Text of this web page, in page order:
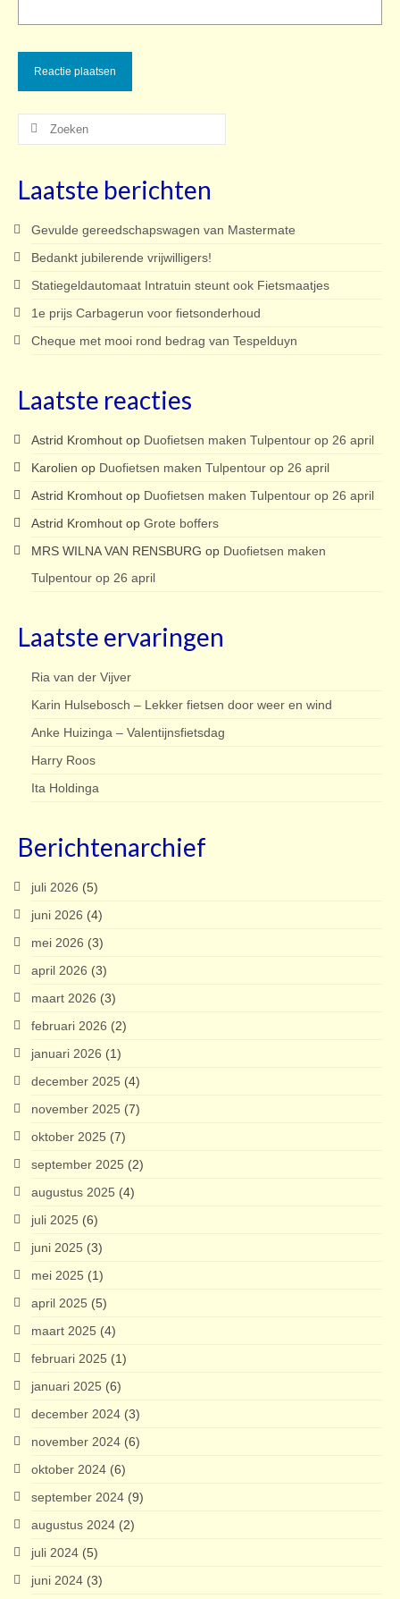
Zoeken
Laatste berichten
Gevulde gereedschapswagen van Mastermate
Bedankt jubilerende vrijwilligers!
Statiegeldautomaat Intratuin steunt ook Fietsmaatjes
1e prijs Carbagerun voor fietsonderhoud
Cheque met mooi rond bedrag van Tespelduyn
Laatste reacties
Astrid Kromhout op Duofietsen maken Tulpentour op 26 april
Karolien op Duofietsen maken Tulpentour op 26 april
Astrid Kromhout op Duofietsen maken Tulpentour op 26 april
Astrid Kromhout op Grote boffers
MRS WILNA VAN RENSBURG op Duofietsen maken
Tulpentour op 26 april
Laatste ervaringen
Ria van der Vijver
Karin Hulsebosch – Lekker fietsen door weer en wind
Anke Huizinga – Valentijnsfietsdag
Harry Roos
Ita Holdinga
Berichtenarchief
juli 2026 (5)
juni 2026 (4)
mei 2026 (3)
april 2026 (3)
maart 2026 (3)
februari 2026 (2)
januari 2026 (1)
december 2025 (4)
november 2025 (7)
oktober 2025 (7)
september 2025 (2)
augustus 2025 (4)
juli 2025 (6)
juni 2025 (3)
mei 2025 (1)
april 2025 (5)
maart 2025 (4)
februari 2025 (1)
januari 2025 (6)
december 2024 (3)
november 2024 (6)
oktober 2024 (6)
september 2024 (9)
augustus 2024 (2)
juli 2024 (5)
juni 2024 (3)